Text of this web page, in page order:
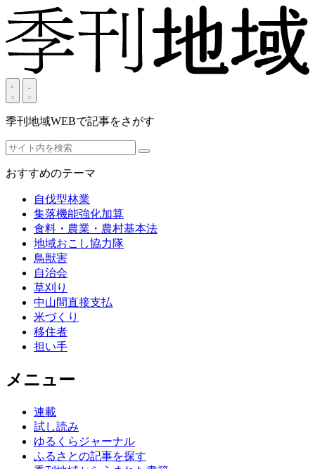
季刊地域WEBで記事をさがす
おすすめのテーマ
自伐型林業
集落機能強化加算
食料・農業・農村基本法
地域おこし協力隊
鳥獣害
自治会
草刈り
中山間直接支払
米づくり
移住者
担い手
メニュー
連載
試し読み
ゆるくらジャーナル
ふるさとの記事を探す